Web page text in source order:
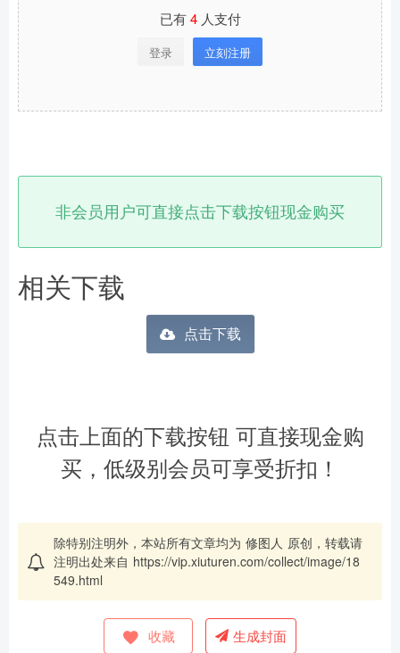
已有4人支付
登录 立刻注册
非会员用户可直接点击下载按钮现金购买
相关下载
点击下载
点击上面的下载按钮 可直接现金购
买，低级别会员可享受折扣！
除特别注明外，本站所有文章均为 修图人 原创，转载请
注明出处来自 https://vip.xiuturen.com/collect/image/18
549.html
收藏 生成封面